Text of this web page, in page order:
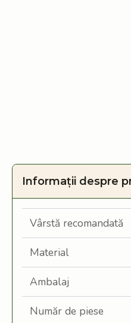
Informații despre
Vârstă recomandată
Material
Ambalaj
Număr de piese